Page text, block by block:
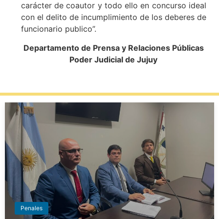
carácter de coautor y todo ello en concurso ideal
con el delito de incumplimiento de los deberes de
funcionario publico”.
Departamento de Prensa y Relaciones Públicas
Poder Judicial de Jujuy
Penales